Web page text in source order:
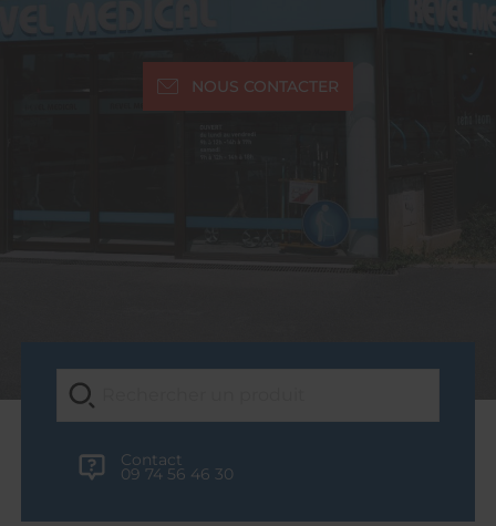
NOUS CONTACTER
Contact
09 74 56 46 30